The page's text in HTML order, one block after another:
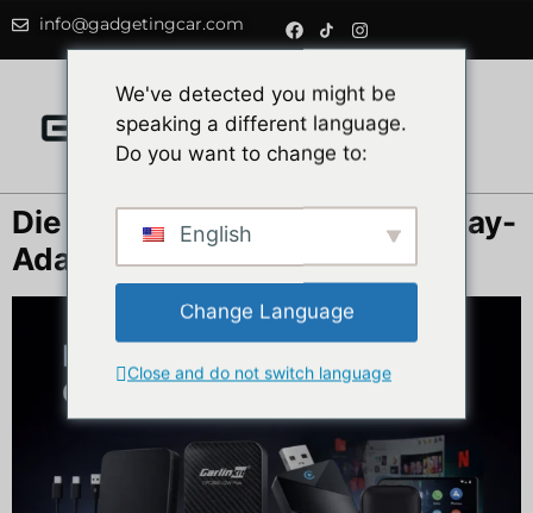
info@gadgetingcar.com
Die 5 besten kabellosen CarPlay-
Adapter (Vergleich 2026)
We've detected you might be
speaking a different language.
Do you want to change to:
English
Change Language
Close and do not switch language